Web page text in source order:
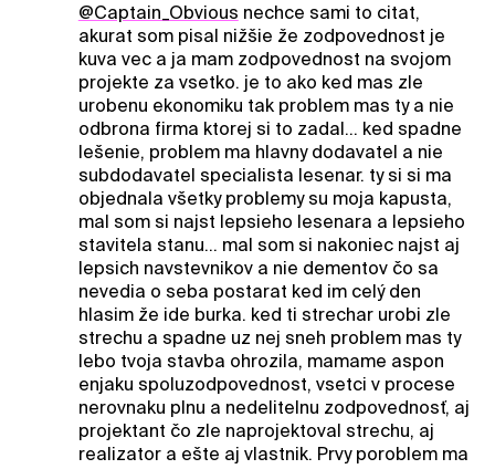
@Captain_Obvious nechce sami to citat,
akurat som pisal nižšie že zodpovednost je
kuva vec a ja mam zodpovednost na svojom
projekte za vsetko. je to ako ked mas zle
urobenu ekonomiku tak problem mas ty a nie
odbrona firma ktorej si to zadal... ked spadne
lešenie, problem ma hlavny dodavatel a nie
subdodavatel specialista lesenar. ty si si ma
objednala všetky problemy su moja kapusta,
mal som si najst lepsieho lesenara a lepsieho
stavitela stanu... mal som si nakoniec najst aj
lepsich navstevnikov a nie dementov čo sa
nevedia o seba postarat ked im celý den
hlasim že ide burka. ked ti strechar urobi zle
strechu a spadne uz nej sneh problem mas ty
lebo tvoja stavba ohrozila, mamame aspon
enjaku spoluzodpovednost, vsetci v procese
nerovnaku plnu a nedelitelnu zodpovednosť, aj
projektant čo zle naprojektoval strechu, aj
realizator a ešte aj vlastnik. Prvy poroblem ma